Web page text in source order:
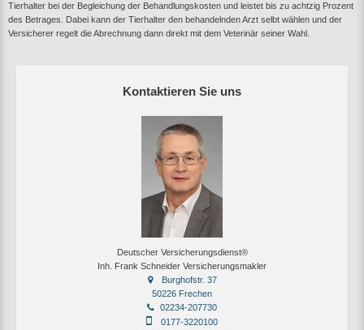
Kontaktieren Sie uns
Deutscher Versicherungsdienst®
Inh. Frank Schneider Versicherungsmakler
Burghofstr. 37
50226 Frechen
02234-207730
0177-3220100
Tierhalter bei der Begleichung der Behandlungskosten und leistet bis zu achtzig Prozent
des Betrages. Dabei kann der Tierhalter den behandelnden Arzt selbt wählen und der
Versicherer regelt die Abrechnung dann direkt mit dem Veterinär seiner Wahl.